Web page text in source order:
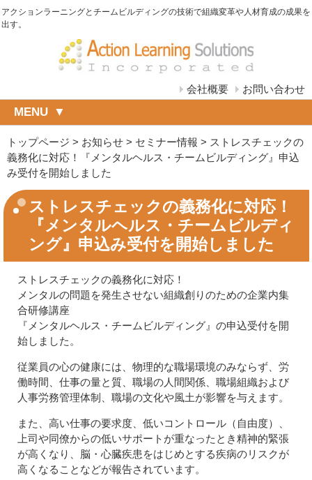
アクションラーニングとチームビルディングの技術で組織変革や人材育成の成果を
出す。
お問い合わせ
会社概要
MENU
トップページ > お知らせ > セミナー情報 > ストレスチェックの
義務化に対応！『メンタルヘルス・チームビルディング』申込
み受付を開始しました
ストレスチェックの義務化に対応！
『メンタルヘルス・チームビルディ
ング』申込み受付を開始しました
ストレスチェックの義務化に対応！
メンタルの問題を発生させない組織創りのための企業内集
合研修講座
『メンタルヘルス・チームビルディング』の申込受付を開
始しました。
従業員の心の健康には、物理的な職場環境のみならず、労
働時間、仕事の量と質、職場の人間関係、職場組織および
人事労務管理体制、職場の文化や風土が影響を与えます。
また、高い仕事の要求度、低いコントロール（自由度）、
上司や同僚からの低いサポートが重なったとき精神的緊張
が高くなり、脳・心臓疾患をはじめとする疾病のリスクが
高くなることなどが報告されています。